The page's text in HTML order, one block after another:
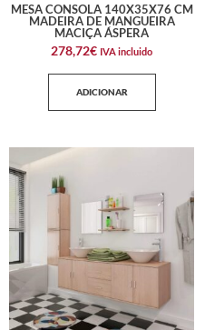
MESA CONSOLA 140X35X76 CM
MADEIRA DE MANGUEIRA
MACIÇA ÁSPERA
278,72€ IVA incluido
ADICIONAR